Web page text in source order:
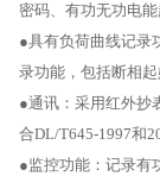
密码、有功无功电能
●具有负荷曲线记录
录功能，包括断相起
●通讯：采用红外抄
合DL/T645-1997和
●监控功能：记录有